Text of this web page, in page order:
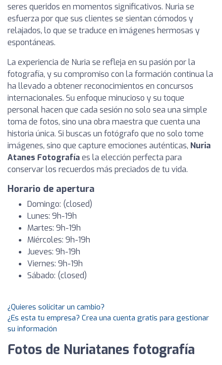
seres queridos en momentos significativos. Nuria se
esfuerza por que sus clientes se sientan cómodos y
relajados, lo que se traduce en imágenes hermosas y
espontáneas.
La experiencia de Nuria se refleja en su pasión por la
fotografía, y su compromiso con la formación continua la
ha llevado a obtener reconocimientos en concursos
internacionales. Su enfoque minucioso y su toque
personal hacen que cada sesión no solo sea una simple
toma de fotos, sino una obra maestra que cuenta una
historia única. Si buscas un fotógrafo que no solo tome
imágenes, sino que capture emociones auténticas, Nuria
Atanes Fotografíaes la elección perfecta para
conservar los recuerdos más preciados de tu vida.
Horario de apertura
Domingo: (closed)
Lunes: 9h-19h
Martes: 9h-19h
Miércoles: 9h-19h
Jueves: 9h-19h
Viernes: 9h-19h
Sábado: (closed)
¿Quieres solicitar un cambio?
¿Es esta tu empresa? Crea una cuenta gratis para gestionar
su información
Fotos de Nuriatanes fotografía